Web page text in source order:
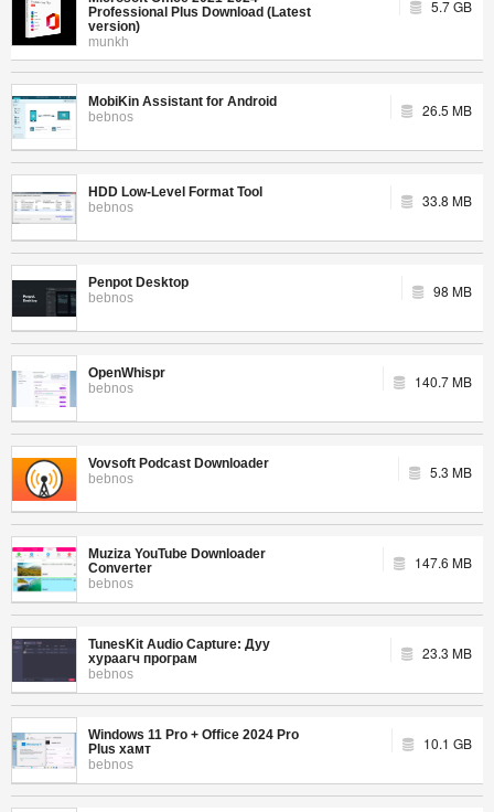
Professional Plus Download (Latest
version)
munkh
5.7 GB
MobiKin Assistant for Android
bebnos
26.5 MB
HDD Low-Level Format Tool
bebnos
33.8 MB
Penpot Desktop
bebnos
98 MB
OpenWhispr
bebnos
140.7 MB
Vovsoft Podcast Downloader
bebnos
5.3 MB
Muziza YouTube Downloader
Converter
bebnos
147.6 MB
TunesKit Audio Capture: Дуу
хураагч програм
bebnos
23.3 MB
Windows 11 Pro + Office 2024 Pro
Plus хамт
bebnos
10.1 GB